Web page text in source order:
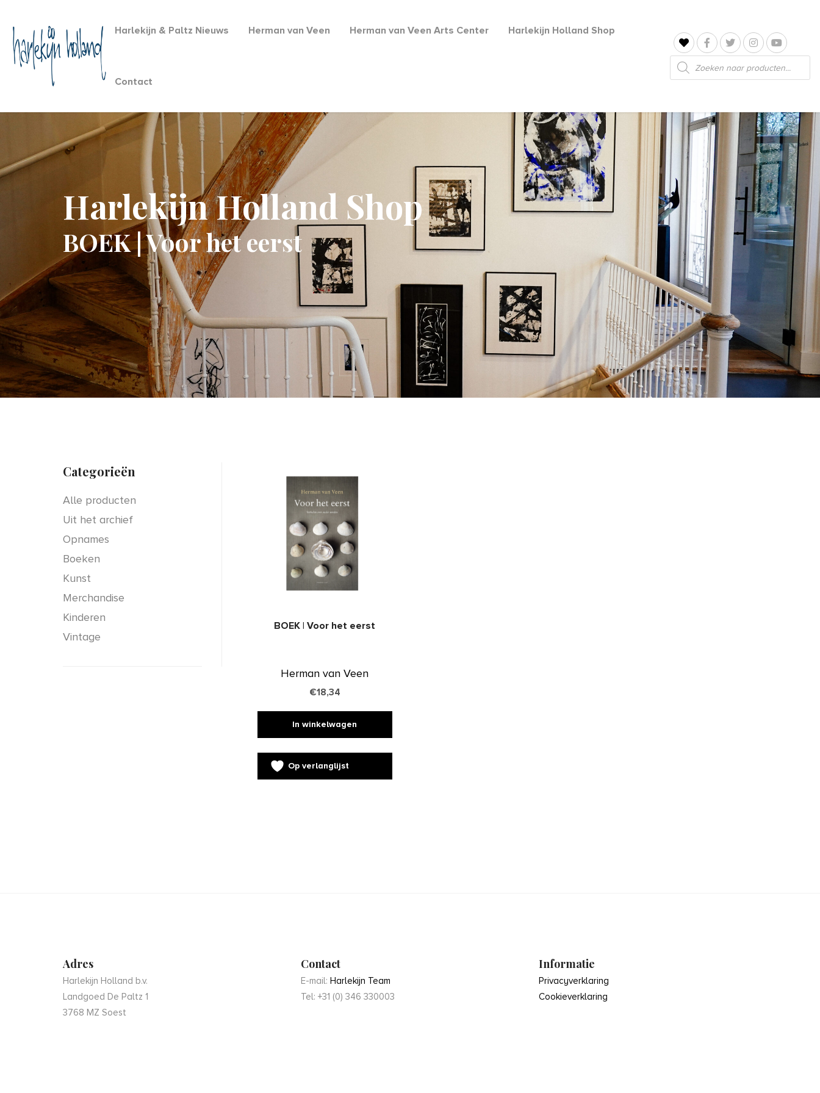
Harlekijn & Paltz Nieuws Herman van Veen Herman van Veen Arts Center Harlekijn Holland Shop
Contact
Producten
zoeken
Harlekijn Holland Shop
BOEK | Voor het eerst
Categorieën
Alle producten
Uit het archief
Opnames
Boeken
Kunst
Merchandise
Kinderen
Vintage
BOEK | Voor het eerst
Herman van Veen
€18,34
In winkelwagen
Op verlanglijst
Adres
Harlekijn Holland b.v.
Landgoed De Paltz 1
3768 MZ Soest
Contact
E-mail: Harlekijn Team
Tel: +31 (0) 346 330003
Informatie
Privacyverklaring
Cookieverklaring